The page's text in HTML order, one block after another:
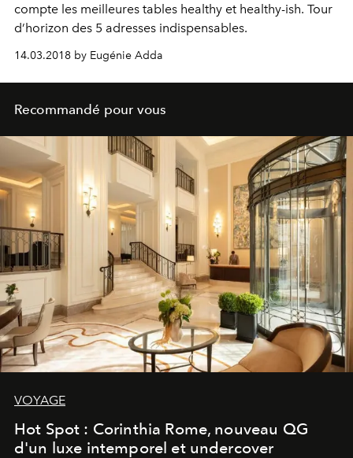
compte les meilleures tables healthy et healthy-ish. Tour
d’horizon des 5 adresses indispensables.
14.03.2018 by Eugénie Adda
Recommandé pour vous
VOYAGE
Hot Spot : Corinthia Rome, nouveau QG
d'un luxe intemporel et undercover